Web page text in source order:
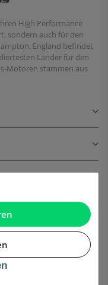
High Performance
sondern auch für den
England befindet
Länder für den
Motoren stammen aus